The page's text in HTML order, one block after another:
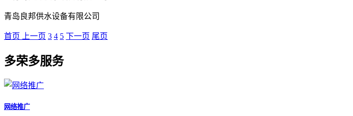
青岛良邦供水设备有限公司
首页 上一页 3 4 5 下一页 尾页
多荣多服务
网络推广